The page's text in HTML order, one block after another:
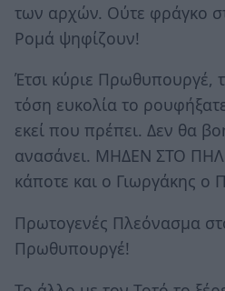
των αρχών. Ούτε φράγκο
Ρομά ψηφίζουν!
Έτσι κύριε Πρωθυπουργέ,
τόση ευκολία το
εκεί που πρέπει. Δεν θα
ανασάνει. ΜΗΔΕΝ ΣΤΟ
κάποτε και ο Γιωργάκης ο
Πρωτογενές Πλεόνασμα
Πρωθυπουργέ!